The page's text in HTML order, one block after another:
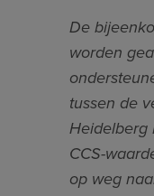
De
worden
tussen de
Heidelberg
CCS-
op weg